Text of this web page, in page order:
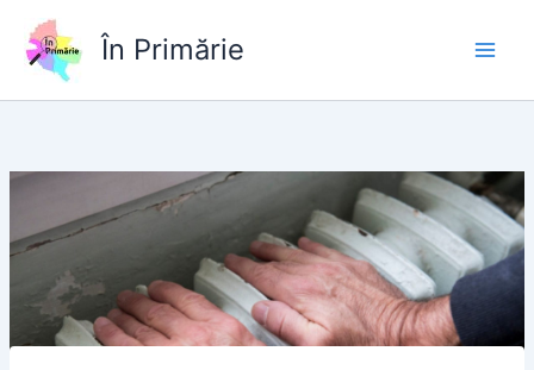
content
În Primărie